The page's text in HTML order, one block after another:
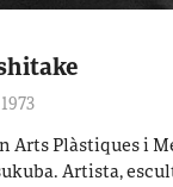
1973
Arts Plàstiques i
Artista,